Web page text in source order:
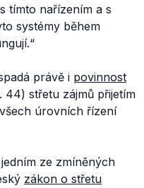
tímto nařízením a s
systémy během
právě i povinnost
44) střetu zájmů přijetím
úrovních řízení
ze zmíněných
zákon o střetu